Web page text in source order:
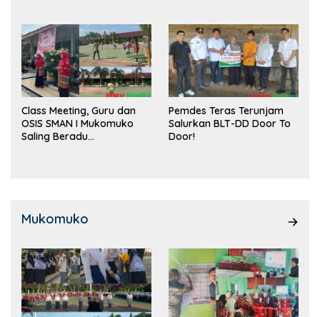
Class Meeting, Guru dan
OSIS SMAN I Mukomuko
Saling Beradu
Pemdes Teras Terunjam
Salurkan BLT-DD Door To
Door!
Mukomuko